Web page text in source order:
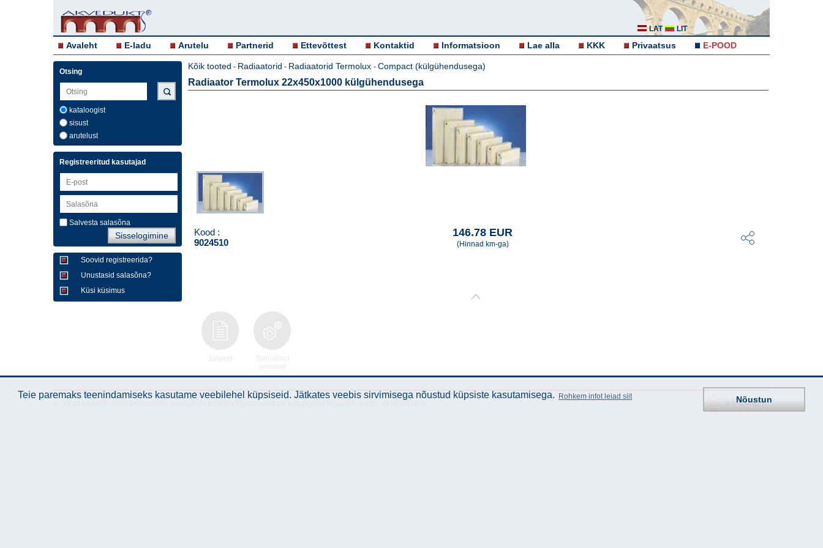
LAT LIT
Avaleht E-ladu Arutelu Partnerid Ettevõttest Kontaktid Informatsioon Lae alla KKK Privaatsus E-POOD
Otsing
kataloogist
sisust
arutelust
Registreeritud kasutajad
Salvesta salasõna
Soovid registreerida?
Unustasid salasõna?
Küsi küsimus
Kõik tooted - Radiaatorid - Radiaatorid Termolux - Compact (külgühendusega)
Radiaator Termolux 22x450x1000 külgühendusega
Kood :
9024510
146.78 EUR
(Hinnad km-ga)
Teie paremaks teenindamiseks kasutame veebilehel küpsiseid. Jätkates veebis sirvimisega nõustud küpsiste kasutamisega. Rohkem infot leiad siit Nõustun